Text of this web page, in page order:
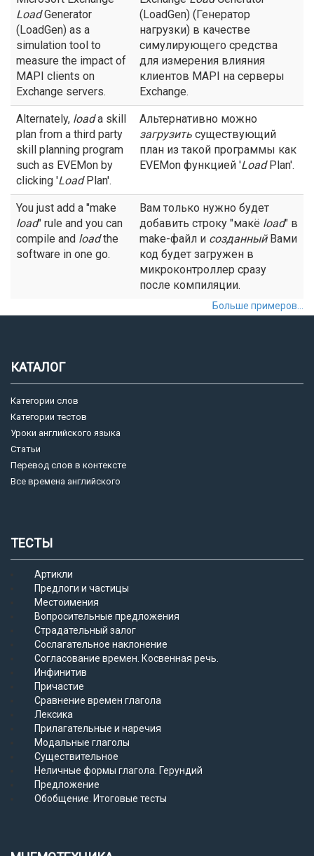
LoadGenerator
(LoadGen) as a
simulation tool to
measure the impact of
MAPI clients on
Exchange servers.
(LoadGen) (Генератор
нагрузки) в качестве
симулирующего средства
для измерения влияния
клиентов MAPI на серверы
Exchange.
Alternately, loada skill
plan from a third party
skill planning program
such as EVEMon by
clicking 'LoadPlan'.
Альтернативно можно
загрузить существующий
план из такой программы как
EVEMon функцией 'LoadPlan'.
You just add a "make
load" rule and you can
compile and loadthe
software in one go.
Вам только нужно будет
добавить строку "макё load" в
make-файл и созданныйВами
код будет загружен в
микроконтроллер сразу
после компиляции.
Больше примеров...
КАТАЛОГ
Категории слов
Категории тестов
Уроки английского языка
Статьи
Перевод слов в контексте
Все времена английского
ТЕСТЫ
Артикли
Предлоги и частицы
Местоимения
Вопросительные предложения
Страдательный залог
Сослагательное наклонение
Согласование времен. Косвенная речь.
Инфинитив
Причастие
Сравнение времен глагола
Лексика
Прилагательные и наречия
Модальные глаголы
Существительное
Неличные формы глагола. Герундий
Предложение
Обобщение. Итоговые тесты